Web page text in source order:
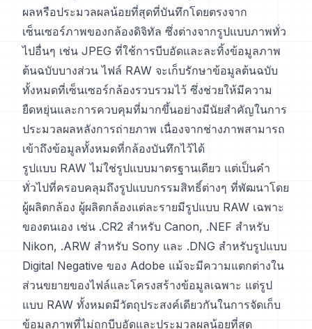
ผลหรือประมวลผลน้อยที่สุดที่บันทึกโดยตรงจาก
เซ็นเซอร์ภาพของกล้องดิจิทัล ซึ่งต่างจากรูปแบบภาพทั่ว
ไปอื่นๆ เช่น JPEG ที่ใช้การบีบอัดและละทิ้งข้อมูลภาพ
ต้นฉบับบางส่วน ไฟล์ RAW จะเก็บรักษาข้อมูลต้นฉบับ
ทั้งหมดที่เซ็นเซอร์กล้องรวบรวมไว้ ซึ่งช่วยให้มีความ
ยืดหยุ่นและการควบคุมที่มากขึ้นอย่างมีนัยสำคัญในการ
ประมวลผลหลังการถ่ายภาพ เนื่องจากช่างภาพสามารถ
เข้าถึงข้อมูลทั้งหมดที่กล้องบันทึกไว้ได้
รูปแบบ RAW ไม่ใช่รูปแบบมาตรฐานเดียว แต่เป็นคำ
ทั่วไปที่ครอบคลุมถึงรูปแบบกรรมสิทธิ์ต่างๆ ที่พัฒนาโดย
ผู้ผลิตกล้อง ผู้ผลิตกล้องแต่ละรายมีรูปแบบ RAW เฉพาะ
ของตนเอง เช่น .CR2 สำหรับ Canon, .NEF สำหรับ
Nikon, .ARW สำหรับ Sony และ .DNG สำหรับรูปแบบ
Digital Negative ของ Adobe แม้จะมีความแตกต่างใน
ส่วนขยายของไฟล์และโครงสร้างข้อมูลเฉพาะ แต่รูป
แบบ RAW ทั้งหมดมีวัตถุประสงค์เดียวกันในการจัดเก็บ
ข้อมูลภาพที่ไม่ถูกบีบอัดและประมวลผลน้อยที่สุด